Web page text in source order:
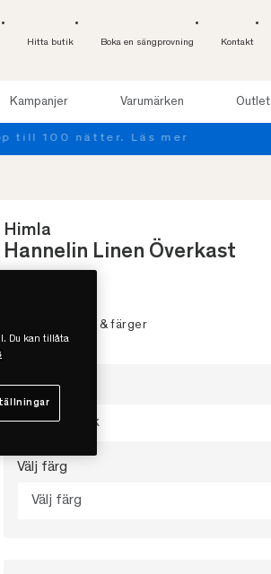
Hitta butik Boka en sängprovning Kontakt
Kampanjer Varumärken Outlet
Himla
Hannelin Linen Överkast
• Flera storlekar & färger
Välj storlek
Välj storlek
Välj färg
Välj färg
Du kan tillåta